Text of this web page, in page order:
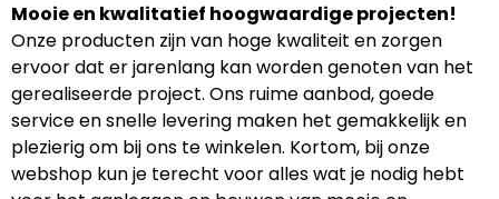
Mooie en kwalitatief hoogwaardige projecten!
Onze producten zijn van hoge kwaliteit en zorgen
ervoor dat er jarenlang kan worden genoten van het
gerealiseerde project. Ons ruime aanbod, goede
service en snelle levering maken het gemakkelijk en
plezierig om bij ons te winkelen. Kortom, bij onze
webshop kun je terecht voor alles wat je nodig hebt